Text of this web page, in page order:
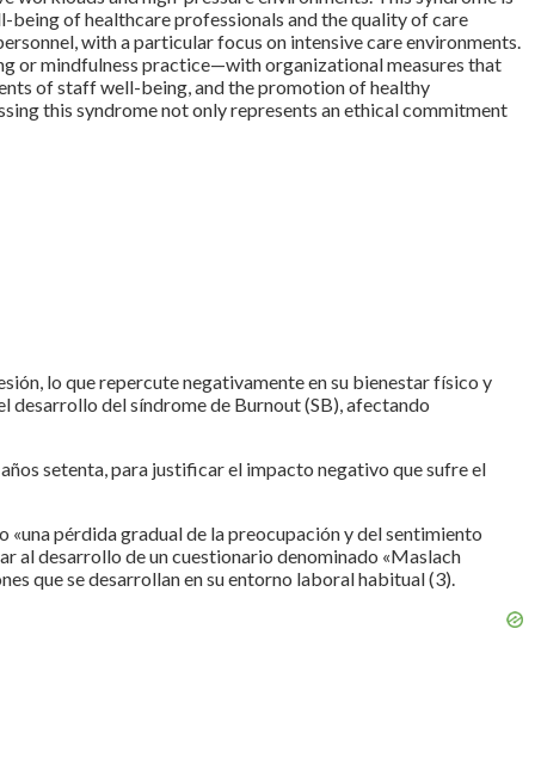
of healthcare professionals and the quality of care
with a particular focus on intensive care environments.
or mindfulness practice—with organizational measures that
of staff well-being, and the promotion of healthy
this syndrome not only represents an ethical commitment
lo que repercute negativamente en su bienestar físico y
desarrollo del síndrome de Burnout (SB), afectando
setenta, para justificar el impacto negativo que sufre el
pérdida gradual de la preocupación y del sentimiento
al desarrollo de un cuestionario denominado «Maslach
que se desarrollan en su entorno laboral habitual (3).